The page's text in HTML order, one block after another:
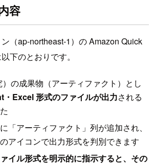
容
（ap-northeast-1）の Amazon Quick
下のとおりです。
の成果物（アーティファクト）とし
Excel 形式のファイルが出力される
「アーティファクト」列が追加され、
のアイコンで出力形式を判別できます
イル形式を明示的に指示すると、その